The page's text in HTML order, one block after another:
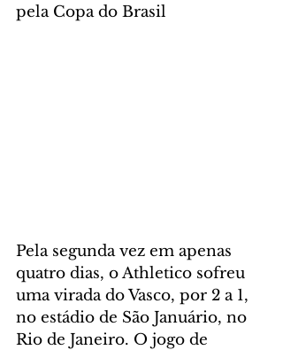
pela Copa do Brasil
Pela segunda vez em apenas
quatro dias, o Athletico sofreu
uma virada do Vasco, por 2 a 1,
no estádio de São Januário, no
Rio de Janeiro. O jogo de